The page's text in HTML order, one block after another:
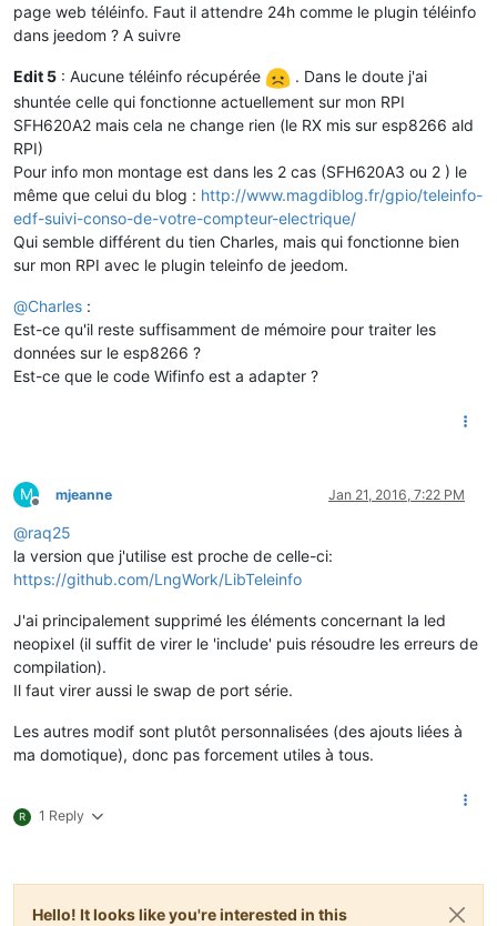
page web téléinfo. Faut il attendre 24h comme le plugin téléinfo
dans jeedom ? A suivre
Edit 5 : Aucune téléinfo récupérée
. Dans le doute j'ai
shuntée celle qui fonctionne actuellement sur mon RPI
SFH620A2 mais cela ne change rien (le RX mis sur esp8266 ald
RPI)
Pour info mon montage est dans les 2 cas (SFH620A3 ou 2 ) le
même que celui du blog : http://www.magdiblog.fr/gpio/teleinfo-
edf-suivi-conso-de-votre-compteur-electrique/
Qui semble différent du tien Charles, mais qui fonctionne bien
sur mon RPI avec le plugin teleinfo de jeedom.
@Charles :
Est-ce qu'il reste suffisamment de mémoire pour traiter les
données sur le esp8266 ?
Est-ce que le code Wifinfo est a adapter ?
M
Offline
mjeanne Jan 21, 2016, 7:22 PM
@raq25
la version que j'utilise est proche de celle-ci:
https://github.com/LngWork/LibTeleinfo
J'ai principalement supprimé les éléments concernant la led
neopixel (il suffit de virer le 'include' puis résoudre les erreurs de
compilation).
Il faut virer aussi le swap de port série.
Les autres modif sont plutôt personnalisées (des ajouts liées à
ma domotique), donc pas forcement utiles à tous.
R 1 Reply
Hello! It looks like you're interested in this